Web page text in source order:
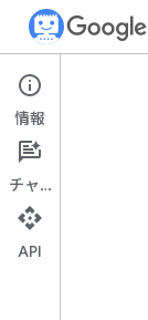
Google
アーカイブ
情報
チャット
API